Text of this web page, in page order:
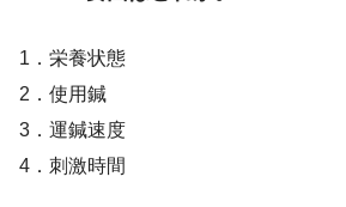
1．栄養状態
2．使用鍼
3．運鍼速度
4．刺激時間